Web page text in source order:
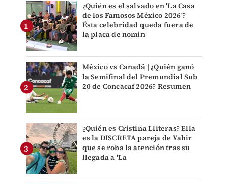
¿Quién es el salvado en 'La Casa
de los Famosos México 2026'?
Ésta celebridad queda fuera de
la placa de nomin
México vs Canadá | ¿Quién ganó
la Semifinal del Premundial Sub
20 de Concacaf 2026? Resumen
¿Quién es Cristina Lliteras? Ella
es la DISCRETA pareja de Yahir
que se roba la atención tras su
llegada a 'La